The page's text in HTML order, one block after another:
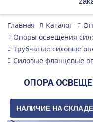
Главная Каталог
Опоры освещения
Трубчатые силовые
Силовые фланцевые
ОПОРА
НАЛИЧИЕ НА СКЛАДЕ